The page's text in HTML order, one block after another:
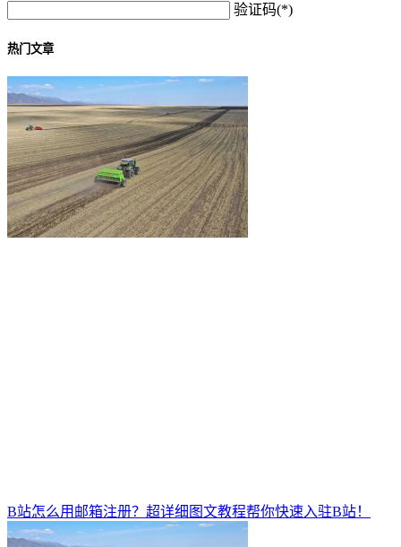
验证码(*)
热门文章
B站怎么用邮箱注册？超详细图文教程帮你快速入驻B站！